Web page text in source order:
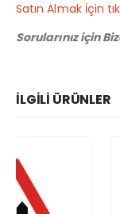
Satın Almak İçin
Sorularınız için
İLGILI ÜRÜNLER